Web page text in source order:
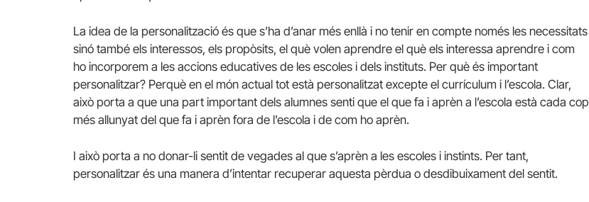
La idea de la personalització és que s’ha d’anar més enllà i no tenir en compte només les necessitats
sinó també els interessos, els propòsits, el què volen aprendre el què els interessa aprendre i com
ho incorporem a les accions educatives de les escoles i dels instituts. Per què és important
personalitzar? Perquè en el món actual tot està personalitzat excepte el currículum i l’escola. Clar,
això porta a que una part important dels alumnes senti que el que fa i aprèn a l’escola està cada cop
més allunyat del que fa i aprèn fora de l’escola i de com ho aprèn.
I això porta a no donar-li sentit de vegades al que s’aprèn a les escoles i instints. Per tant,
personalitzar és una manera d’intentar recuperar aquesta pèrdua o desdibuixament del sentit.